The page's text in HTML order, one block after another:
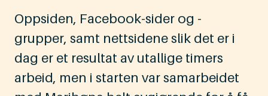
Oppsiden, Facebook-sider og -
grupper, samt nettsidene slik det er i
dag er et resultat av utallige timers
arbeid, men i starten var samarbeidet